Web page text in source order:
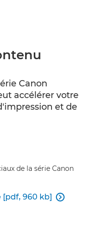
Canon
accélérer votre
et de
de la série Canon
[pdf, 960 kb] 